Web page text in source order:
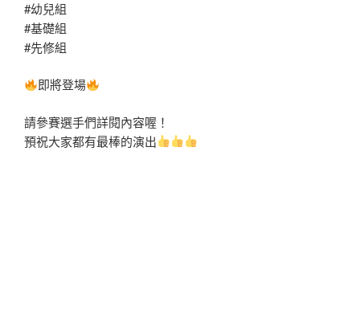
#幼兒組
#基礎組
#先修組
即將登場
請參賽選手們詳閱內容喔！
預祝大家都有最棒的演出